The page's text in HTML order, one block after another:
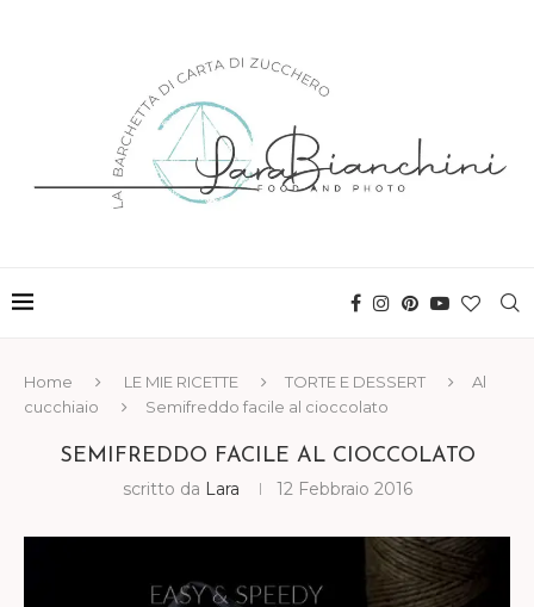
Home LE MIE RICETTE TORTE E DESSERT
Al
cucchiaio
Semifreddo facile al cioccolato
SEMIFREDDO FACILE AL CIOCCOLATO
scritto da Lara 12 Febbraio 2016